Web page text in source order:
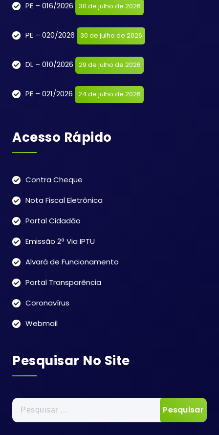
PE – 016/2026 30 de julho de 2026
PE – 020/2026 30 de julho de 2026
DL – 010/2026 29 de julho de 2026
PE – 021/2026 24 de julho de 2026
Acesso Rápido
Contra Cheque
Nota Fiscal Eletrônica
Portal Cidadão
Emissão 2ª Via IPTU
Alvará de Funcionamento
Portal Transparência
Coronavírus
Webmail
Pesquisar No Site
Pesquisar
por: